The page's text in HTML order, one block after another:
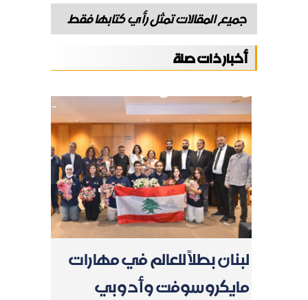
جميع المقالات تمثل رأي كتابها فقط
أخبار ذات صلة
لبنان بطلاً للعالم في مهارات
مايكروسوفت وأدوبي